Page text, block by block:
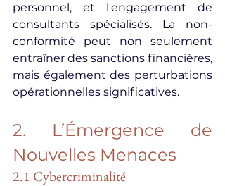
personnel, et l'engagement de
consultants spécialisés. La non-
conformité peut non seulement
entraîner des sanctions financières,
mais également des perturbations
opérationnelles significatives.
2. L’Émergence de
Nouvelles Menaces
2.1 Cybercriminalité